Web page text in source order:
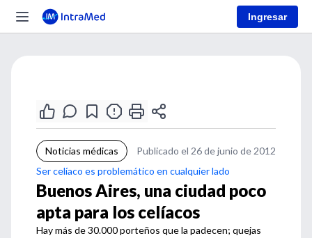
Ingresar
Noticias médicas
Publicado el 26 de junio de 2012
Ser celíaco es problemático en cualquier lado
Buenos Aires, una ciudad poco
apta para los celíacos
Hay más de 30.000 porteños que la padecen; quejas